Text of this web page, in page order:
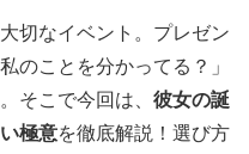
切なイベント。プレゼン
のことを分かってる？」
そこで今回は、 彼女の誕
極意を徹底解説！選び方